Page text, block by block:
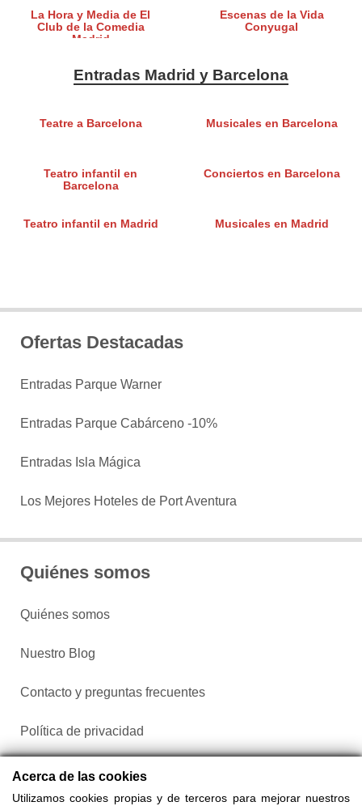
La Hora y Media de El
Club de la Comedia
Madrid
Escenas de la Vida
Conyugal
Entradas Madrid y Barcelona
Teatre a Barcelona Musicales en Barcelona
Teatro infantil en
Barcelona
Conciertos en Barcelona
Teatro infantil en Madrid Musicales en Madrid
Ofertas Destacadas
Entradas Parque Warner
Entradas Parque Cabárceno -10%
Entradas Isla Mágica
Los Mejores Hoteles de Port Aventura
Quiénes somos
Quiénes somos
Nuestro Blog
Contacto y preguntas frecuentes
Política de privacidad
Configurar cookies
Acerca de las cookies
Utilizamos cookies propias y de terceros para mejorar nuestros